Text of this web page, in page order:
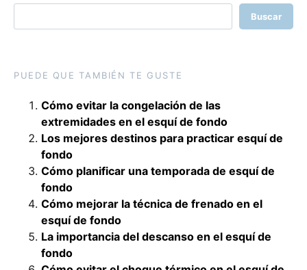
Buscar
PUEDE QUE TAMBIÉN TE GUSTE
Cómo evitar la congelación de las
extremidades en el esquí de fondo
Los mejores destinos para practicar esquí de
fondo
Cómo planificar una temporada de esquí de
fondo
Cómo mejorar la técnica de frenado en el
esquí de fondo
La importancia del descanso en el esquí de
fondo